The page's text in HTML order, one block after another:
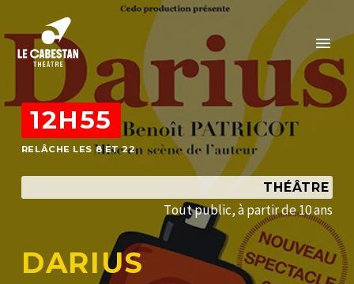
12H55
RELÂCHE LES 8 ET 22
THÉÂTRE
Toutpublic,àpartirde10ans
DARIUS